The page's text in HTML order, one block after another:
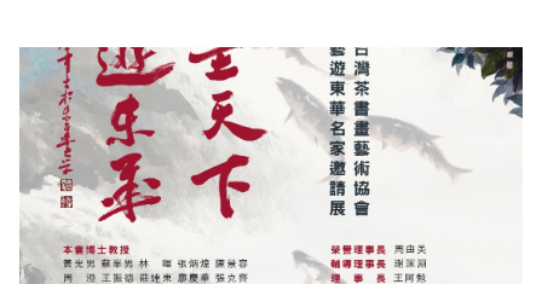
《翰墨天下藝遊東華名家邀請展》一一四年台灣茶書畫藝術協會